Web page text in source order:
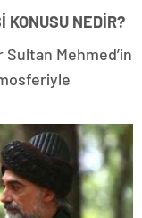
KONUSU NEDİR?
Sultan Mehmed’in